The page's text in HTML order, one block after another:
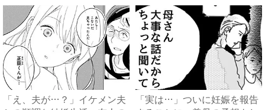
「え、夫が…？」イケメン夫
「実は…」ついに妊娠を報告